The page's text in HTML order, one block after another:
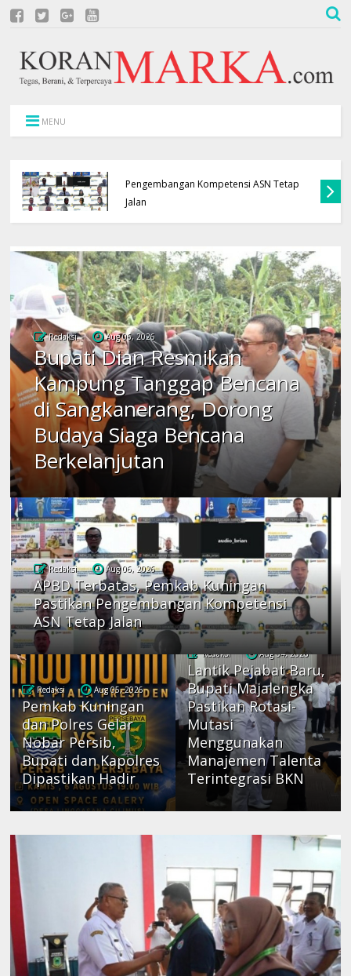
MENU
Persib, Bupati dan Kapolres Dipastikan
Hadir
Redaksi Aug 06, 2026
Bupati Dian Resmikan
Kampung Tanggap Bencana
di Sangkanerang, Dorong
Budaya Siaga Bencana
Berkelanjutan
Redaksi Aug 06, 2026
APBD Terbatas, Pemkab Kuningan
Pastikan Pengembangan Kompetensi
ASN Tetap Jalan
Redaksi Aug 05, 2026
Pemkab Kuningan
dan Polres Gelar
Nobar Persib,
Bupati dan Kapolres
Dipastikan Hadir
Redaksi Aug 04, 2026
Lantik Pejabat Baru,
Bupati Majalengka
Pastikan Rotasi-
Mutasi
Menggunakan
Manajemen Talenta
Terintegrasi BKN